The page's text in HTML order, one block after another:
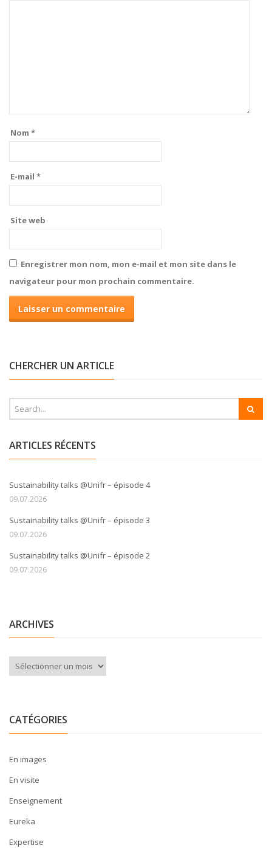
Nom *
E-mail *
Site web
Enregistrer mon nom, mon e-mail et mon site dans le
navigateur pour mon prochain commentaire.
CHERCHER UN ARTICLE
ARTICLES RÉCENTS
Sustainability talks @Unifr – épisode 4
09.07.2026
Sustainability talks @Unifr – épisode 3
09.07.2026
Sustainability talks @Unifr – épisode 2
09.07.2026
ARCHIVES
Archives
CATÉGORIES
En images
En visite
Enseignement
Eureka
Expertise